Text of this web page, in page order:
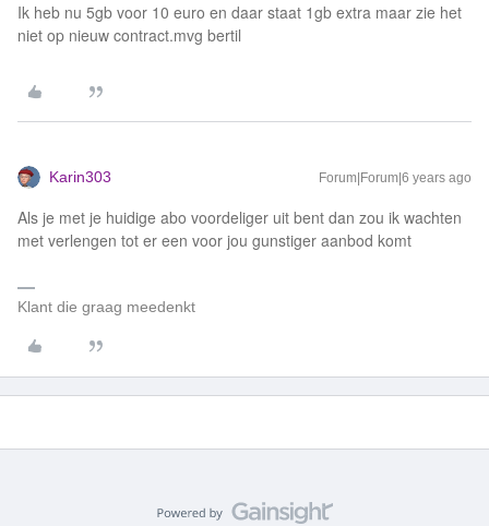
Ik heb nu 5gb voor 10 euro en daar staat 1gb extra maar zie het
niet op nieuw contract.mvg bertil
Karin303 Forum|Forum|6 years ago
Als je met je huidige abo voordeliger uit bent dan zou ik wachten
met verlengen tot er een voor jou gunstiger aanbod komt
Klant die graag meedenkt